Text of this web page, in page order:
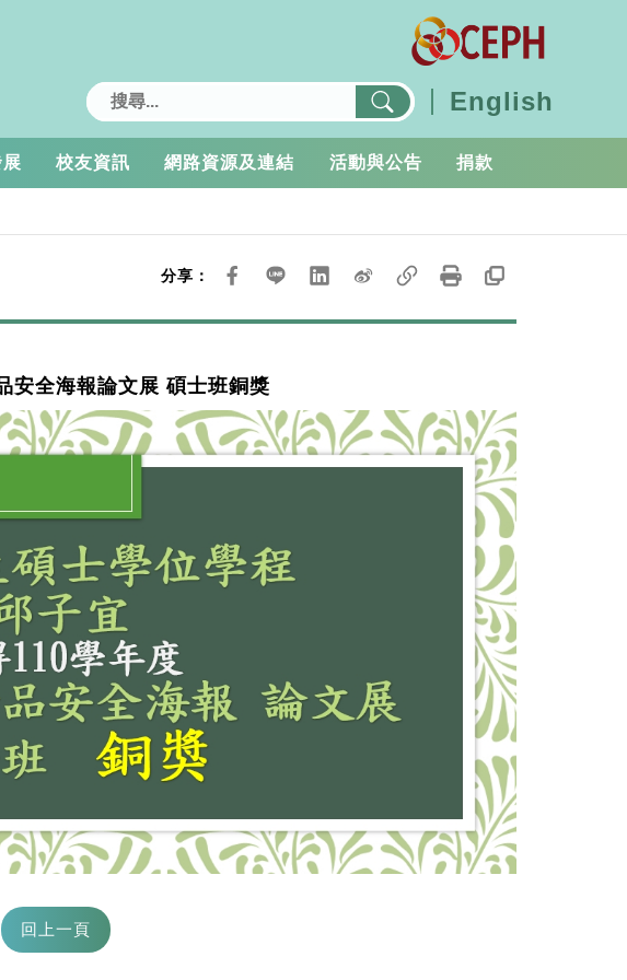
English
校友資訊 網路資源及連結 活動與公告 捐款
分享：
安全海報論文展 碩士班銅獎